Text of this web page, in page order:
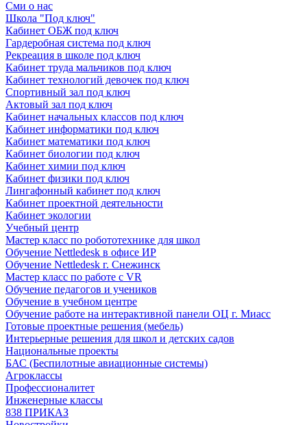
Сми о нас
Школа "Под ключ"
Кабинет ОБЖ под ключ
Гардеробная система под ключ
Рекреация в школе под ключ
Кабинет труда мальчиков под ключ
Кабинет технологий девочек под ключ
Спортивный зал под ключ
Актовый зал под ключ
Кабинет начальных классов под ключ
Кабинет информатики под ключ
Кабинет математики под ключ
Кабинет биологии под ключ
Кабинет химии под ключ
Кабинет физики под ключ
Лингафонный кабинет под ключ
Кабинет проектной деятельности
Кабинет экологии
Учебный центр
Мастер класс по робототехнике для школ
Обучение Nettledesk в офисе ИР
Обучение Nettledesk г. Снежинск
Мастер класс по работе с VR
Обучение педагогов и учеников
Обучение в учебном центре
Обучение работе на интерактивной панели ОЦ г. Миасс
Готовые проектные решения (мебель)
Интерьерные решения для школ и детских садов
Национальные проекты
БАС (Беспилотные авиационные системы)
Агроклассы
Профессионалитет
Инженерные классы
838 ПРИКАЗ